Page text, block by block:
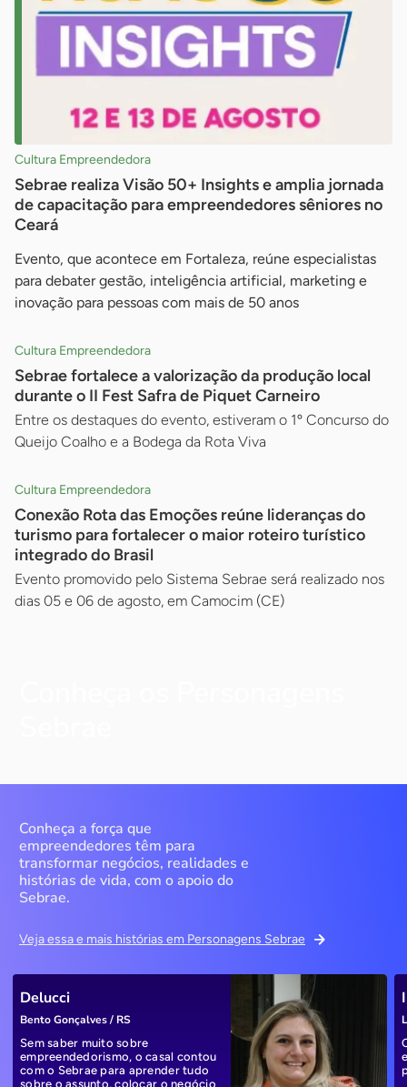
Cultura Empreendedora
Sebrae realiza Visão 50+ Insights e amplia jornada
de capacitação para empreendedores sêniores no
Ceará
Evento, que acontece em Fortaleza, reúne especialistas
para debater gestão, inteligência artificial, marketing e
inovação para pessoas com mais de 50 anos
Cultura Empreendedora
Sebrae fortalece a valorização da produção local
durante o II Fest Safra de Piquet Carneiro
Entre os destaques do evento, estiveram o 1º Concurso do
Queijo Coalho e a Bodega da Rota Viva
Cultura Empreendedora
Conexão Rota das Emoções reúne lideranças do
turismo para fortalecer o maior roteiro turístico
integrado do Brasil
Evento promovido pelo Sistema Sebrae será realizado nos
dias 05 e 06 de agosto, em Camocim (CE)
Conheça a força que
empreendedores têm para
transformar negócios, realidades e
histórias de vida, com o apoio do
Sebrae.
Veja essa e mais histórias em Personagens Sebrae
Delucci
Bento Gonçalves / RS
Sem saber muito sobre
empreendedorismo, o casal contou
com o Sebrae para aprender tudo
sobre o assunto, colocar o negócio